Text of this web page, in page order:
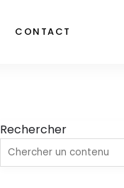
CONTACT
Rechercher